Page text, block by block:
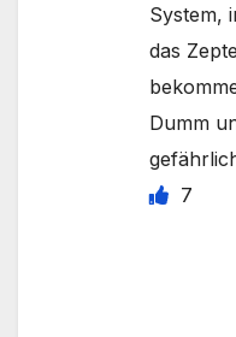
System,
das
Dumm
7